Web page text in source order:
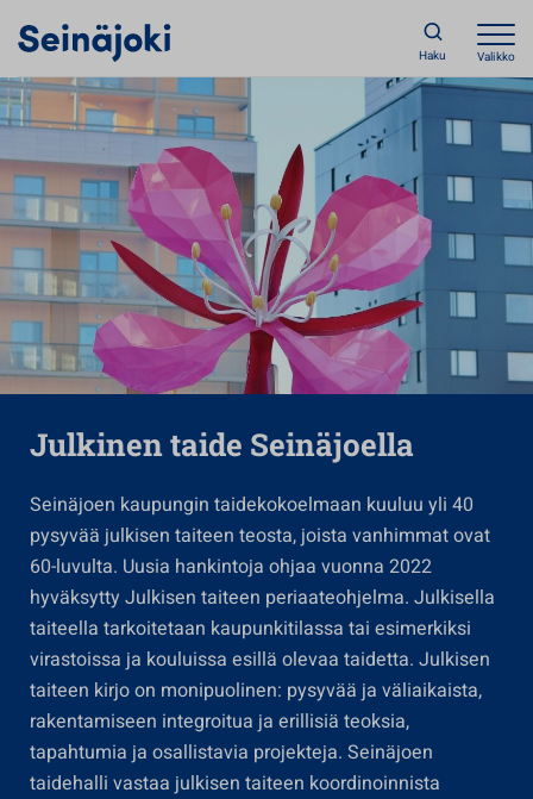
Haku Valikko
Julkinen taide Seinäjoella
Seinäjoen kaupungin taidekokoelmaan kuuluu yli 40
pysyvää julkisen taiteen teosta, joista vanhimmat ovat
60-luvulta. Uusia hankintoja ohjaa vuonna 2022
hyväksytty Julkisen taiteen periaateohjelma. Julkisella
taiteella tarkoitetaan kaupunkitilassa tai esimerkiksi
virastoissa ja kouluissa esillä olevaa taidetta. Julkisen
taiteen kirjo on monipuolinen: pysyvää ja väliaikaista,
rakentamiseen integroitua ja erillisiä teoksia,
tapahtumia ja osallistavia projekteja. Seinäjoen
taidehalli vastaa julkisen taiteen koordinoinnista